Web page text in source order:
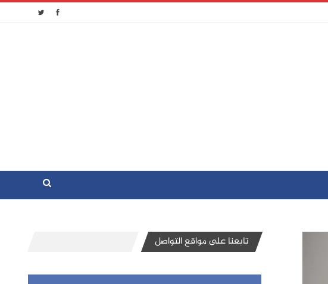
تابعنا على مواقع التواصل